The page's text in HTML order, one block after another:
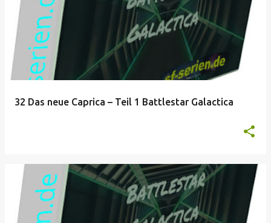
32 Das neue Caprica – Teil 1 Battlestar Galactica